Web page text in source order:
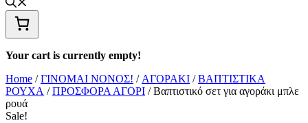
Your cart is currently empty!
Home /ΓΙΝΟΜΑΙ ΝΟΝΟΣ! / ΑΓΟΡΑΚΙ /ΒΑΠΤΙΣΤΙΚΑ
ΡΟΥΧΑ /ΠΡΟΣΦΟΡΑ ΑΓΟΡΙ / Βαπτιστικό σετ για αγοράκι μπλε
ρουά
Sale!